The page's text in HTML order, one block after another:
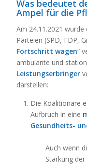
Was bedeutet
Ampel für die
Am 24.11.2021 wurde
Parteien (SPD, FDP,
Fortschritt wagen“
ambulante und
Leistungserbringer
darstellen:
Die Koalitionäre
Aufbruch in eine
Gesundheits-
Auch wenn
Stärkung